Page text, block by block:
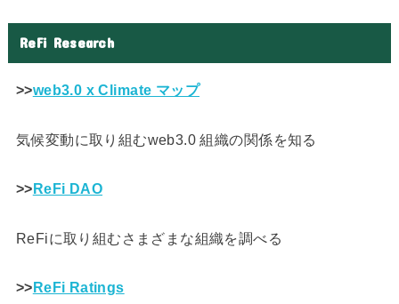
ReFi Research
>>web3.0 x Climate マップ
気候変動に取り組むweb3.0 組織の関係を知る
>>ReFi DAO
ReFiに取り組むさまざまな組織を調べる
>>ReFi Ratings